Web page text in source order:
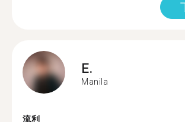
E.
Manila
流利